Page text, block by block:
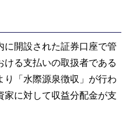
に開設された証券口座で管
る支払いの取扱者である
り「水際源泉徴収」が行わ
家に対して収益分配金が支